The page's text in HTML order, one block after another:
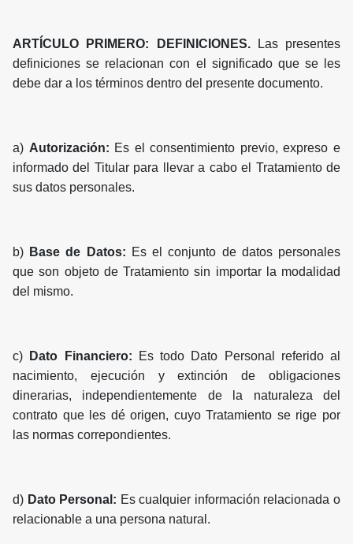
ARTÍCULO PRIMERO: DEFINICIONES.Las presentes
definiciones se relacionan con el significado que se les
debe dar a los términos dentro del presente documento.
a) Autorización: Es el consentimiento previo, expreso e
informado del Titular para llevar a cabo el Tratamiento de
sus datos personales.
b) Base de Datos: Es el conjunto de datos personales
que son objeto de Tratamiento sin importar la modalidad
del mismo.
c) Dato Financiero:
Es todo Dato Personal referido al
nacimiento, ejecución y extinción de obligaciones
dinerarias, independientemente de la naturaleza del
contrato que les dé origen, cuyo Tratamiento se rige por
las normas correpondientes.
d) Dato Personal: Es cualquier información relacionada o
relacionable a una persona natural.